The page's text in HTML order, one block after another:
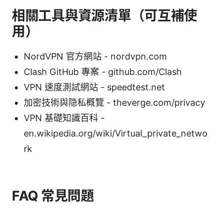
相關工具與資源清單（可互補使
用）
NordVPN 官方網站 - nordvpn.com
Clash GitHub 專案 - github.com/Clash
VPN 速度測試網站 - speedtest.net
加密技術與隐私概覽 - theverge.com/privacy
VPN 基礎知識百科 -
en.wikipedia.org/wiki/Virtual_private_netwo
rk
FAQ 常見問題